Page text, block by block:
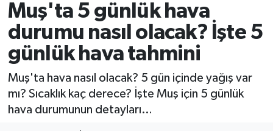
Muş'ta 5 günlük hava
durumu nasıl olacak? İşte 5
günlük hava tahmini
Muş'ta hava nasıl olacak? 5 gün içinde yağış var
mı? Sıcaklık kaç derece? İşte Muş için 5 günlük
hava durumunun detayları…
Ekonomi
Sağlık
Van Trafik Yoğunluk Haritası
Süper Lig Puan Durumu ve Fikstür
Son Dakika Haberleri